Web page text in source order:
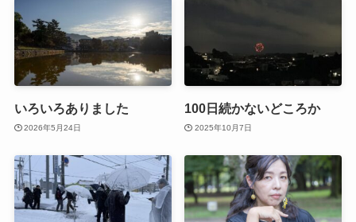
いろいろありました
2026年5月24日
100日続かないどころか
2025年10月7日